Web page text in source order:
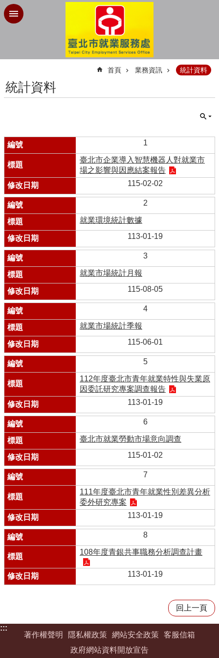
跳到主要內容區塊
首頁 業務資訊 統計資料
統計資料
1
臺北市企業導入智慧機器人對就業市
場之影響與因應結案報告
115-02-02
2
就業環境統計數據
113-01-19
3
就業市場統計月報
115-08-05
4
就業市場統計季報
115-06-01
5
112年度臺北市青年就業特性與失業原
因委託研究專案調查報告
113-01-19
6
臺北市就業勞動市場意向調查
115-01-02
7
111年度臺北市青年就業性別差異分析
委外研究專案
113-01-19
8
108年度青銀共事職務分析調查計畫
113-01-19
回上一頁
:::
著作權聲明
隱私權政策 網站安全政策 客服信箱
政府網站資料開放宣告